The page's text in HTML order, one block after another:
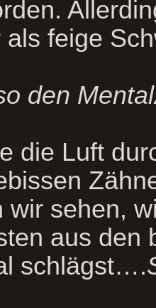
als feige
den
die Luft
wir sehen,
aus den
schlägst….